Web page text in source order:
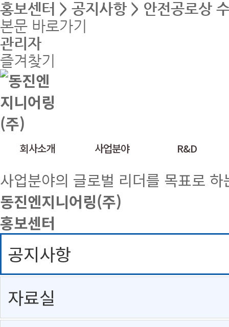
홍보센터 > 공지사항 > 안전공로상
본문 바로가기
관리자
즐겨찾기
회사소개 사업분야 R&D
사업분야의 글로벌 리더를 목표로 하
동진엔지니어링(주)
홍보센터
공지사항
자료실